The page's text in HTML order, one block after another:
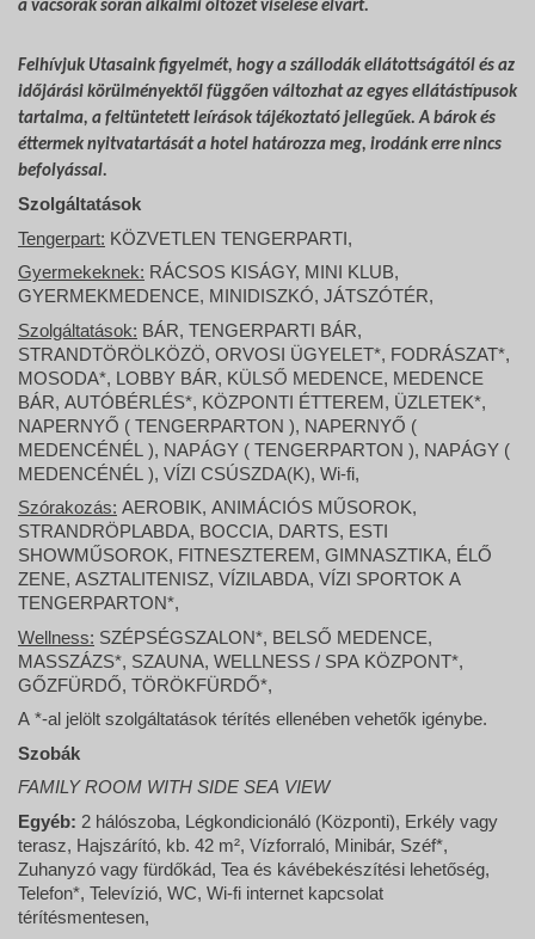
a vacsorák során alkalmi öltözet viselése elvárt.
Felhívjuk Utasaink figyelmét, hogy a szállodák ellátottságától és az
időjárási körülményektől függően változhat az egyes ellátástípusok
tartalma, a feltüntetett leírások tájékoztató jellegűek. A bárok és
éttermek nyitvatartását a hotel határozza meg, irodánk erre nincs
befolyással.
Szolgáltatások
Tengerpart: KÖZVETLEN TENGERPARTI,
Gyermekeknek: RÁCSOS KISÁGY, MINI KLUB,
GYERMEKMEDENCE, MINIDISZKÓ, JÁTSZÓTÉR,
Szolgáltatások: BÁR, TENGERPARTI BÁR,
STRANDTÖRÖLKÖZÖ, ORVOSI ÜGYELET*, FODRÁSZAT*,
MOSODA*, LOBBY BÁR, KÜLSŐ MEDENCE, MEDENCE
BÁR, AUTÓBÉRLÉS*, KÖZPONTI ÉTTEREM, ÜZLETEK*,
NAPERNYŐ ( TENGERPARTON ), NAPERNYŐ (
MEDENCÉNÉL ), NAPÁGY ( TENGERPARTON ), NAPÁGY (
MEDENCÉNÉL ), VÍZI CSÚSZDA(K), Wi-fi,
Szórakozás: AEROBIK, ANIMÁCIÓS MŰSOROK,
STRANDRÖPLABDA, BOCCIA, DARTS, ESTI
SHOWMŰSOROK, FITNESZTEREM, GIMNASZTIKA, ÉLŐ
ZENE, ASZTALITENISZ, VÍZILABDA, VÍZI SPORTOK A
TENGERPARTON*,
Wellness: SZÉPSÉGSZALON*, BELSŐ MEDENCE,
MASSZÁZS*, SZAUNA, WELLNESS / SPA KÖZPONT*,
GŐZFÜRDŐ, TÖRÖKFÜRDŐ*,
A *-al jelölt szolgáltatások térítés ellenében vehetők igénybe.
Szobák
FAMILY ROOM WITH SIDE SEA VIEW
Egyéb: 2 hálószoba, Légkondicionáló (Központi), Erkély vagy
terasz, Hajszárító, kb. 42 m², Vízforraló, Minibár, Széf*,
Zuhanyzó vagy fürdőkád, Tea és kávébekészítési lehetőség,
Telefon*, Televízió, WC, Wi-fi internet kapcsolat
térítésmentesen,